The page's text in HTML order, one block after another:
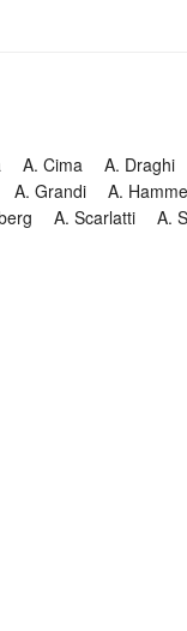
A. Cima A. Draghi
A. Grandi
A.
A. Scarlatti
A.